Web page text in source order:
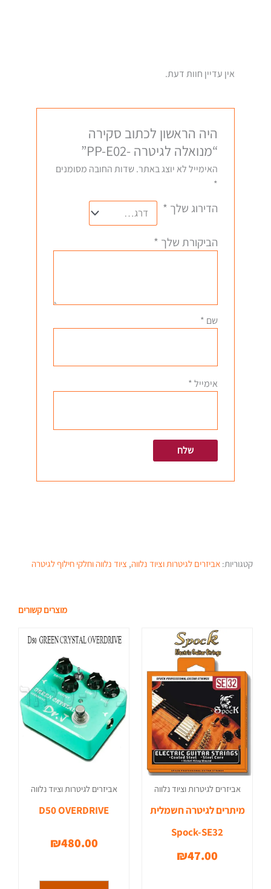
אין עדיין חוות דעת.
היה הראשון לכתוב סקירה
“מנואלה לגיטרה -PP-E02”
האימייל לא יוצג באתר.שדות החובה מסומנים
*
הדירוג שלך *
הביקורת שלך *
שם *
אימייל*
קטגוריות: אביזרים לגיטרות וציוד נלווה, ציוד נלווה וחלקי חילוף לגיטרה
מוצרים קשורים
אביזרים לגיטרות וציוד נלווה
מיתרים לגיטרה חשמלית
Spock-SE32
₪47.00
אביזרים לגיטרות וציוד נלווה
D50 OVERDRIVE
₪480.00